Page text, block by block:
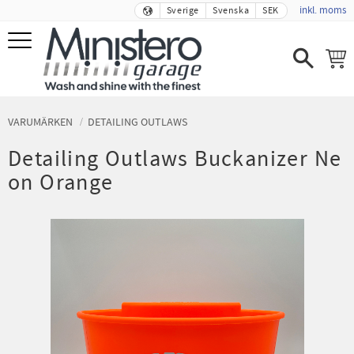
Meny
Sverige Svenska SEK inkl. moms
VARUMÄRKEN DETAILING OUTLAWS
Detailing Outlaws Buckanizer Ne
on Orange